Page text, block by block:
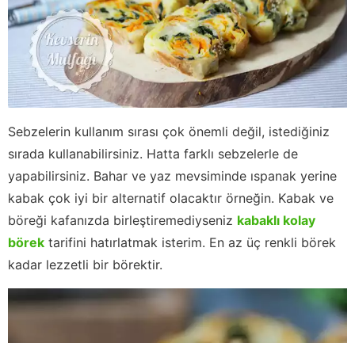
Sebzelerin kullanım sırası çok önemli değil, istediğiniz
sırada kullanabilirsiniz. Hatta farklı sebzelerle de
yapabilirsiniz. Bahar ve yaz mevsiminde ıspanak yerine
kabak çok iyi bir alternatif olacaktır örneğin. Kabak ve
böreği kafanızda birleştiremediyseniz kabaklı kolay
börek tarifini hatırlatmak isterim. En az üç renkli börek
kadar lezzetli bir börektir.